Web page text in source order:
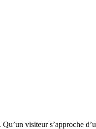
visiteur s’approche